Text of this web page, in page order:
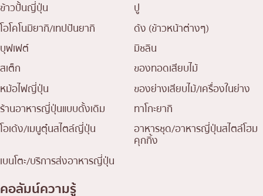
ข้าวปั้นญี่ปุ่น
ปู
โอโคโนมิยากิ/เทปปันยากิ
ด้ง (ข้าวหน้าต่างๆ)
บุฟเฟต์
มิชลิน
สเต็ก
ของทอดเสียบไม้
หม้อไฟญี่ปุ่น
ของย่างเสียบไม้/เครื่องในย่าง
ร้านอาหารญี่ปุ่นแบบดั้งเดิม
ทาโกะยากิ
โอเด้ง/เมนูตุ๋นสไตล์ญี่ปุ่น
อาหารชุด/อาหารญี่ปุ่นสไตล์โฮม
คุกกิ้ง
เบนโตะ/บริการส่งอาหารญี่ปุ่น
คอลัมน์ความรู้